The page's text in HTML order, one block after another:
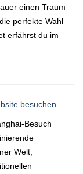
einen Traum
perfekte Wahl
erfährst du im
besuchen
Besuch
Welt,